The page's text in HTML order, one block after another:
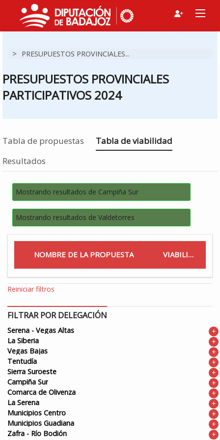
> PRESUPUESTOS PROVINCIALES...
PRESUPUESTOS PROVINCIALES
PARTICIPATIVOS 2024
Tabla de propuestas Estás en
Tabla de viabilidad
Resultados
Mostrando resultados de Campiña Sur
Mostrando resultados de Valdetorres
NOMBRE DE LA PROPUESTA VIABILIDAD
Reiniciar filtros
FILTRAR POR DELEGACIÓN